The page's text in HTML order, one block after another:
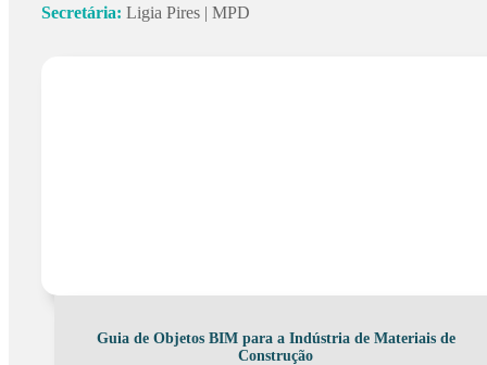
Secretária: Ligia Pires | MPD
Guia de Objetos BIM para a Indústria de Materiais de
Construção